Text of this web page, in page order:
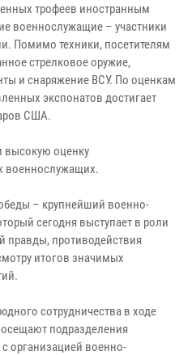
трофеев иностранным
военнослужащие – участники
Помимо техники, посетителям
стрелковое оружие,
и снаряжение ВСУ. По оценкам
экспонатов достигает
США.
высокую оценку
военнослужащих.
– крупнейший военно-
сегодня выступает в роли
правды, противодействия
итогов значимых
сотрудничества в ходе
подразделения
организацией военно-